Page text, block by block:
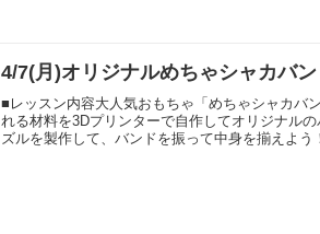
4/7(月)オリジナルめちゃシャカバ
■レッスン内容大人気おもちゃ「めちゃシャカバ
れる材料を3Dプリンターで自作してオリジナル
ズルを製作して、バンドを振って中身を揃えよう